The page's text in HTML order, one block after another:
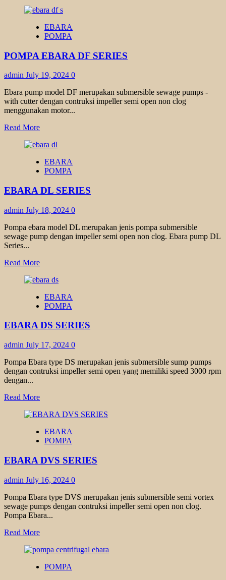
about
YUEMA
EBARA
POMPA
POMPA EBARA DF SERIES
admin July 19, 2024 0
Ebara pump model DF merupakan submersible sewage pumps -
with cutter dengan contruksi impeller semi open non clog
menggunakan motor...
Read MoreRead
about
EBARA
DF
EBARA
POMPA
EBARA DL SERIES
admin July 18, 2024 0
Pompa ebara model DL merupakan jenis pompa submersible
sewage pump dengan impeller semi open non clog. Ebara pump DL
Series...
Read MoreRead
about
DL
SERIES
EBARA
POMPA
EBARA DS SERIES
admin July 17, 2024 0
Pompa Ebara type DS merupakan jenis submersible sump pumps
dengan contruksi impeller semi open yang memiliki speed 3000 rpm
dengan...
Read MoreRead
about
DS
SERIES
EBARA
POMPA
EBARA DVS SERIES
admin July 16, 2024 0
Pompa Ebara type DVS merupakan jenis submersible semi vortex
sewage pumps dengan contruksi impeller semi open non clog.
Pompa Ebara...
Read MoreRead
about
DVS
POMPA